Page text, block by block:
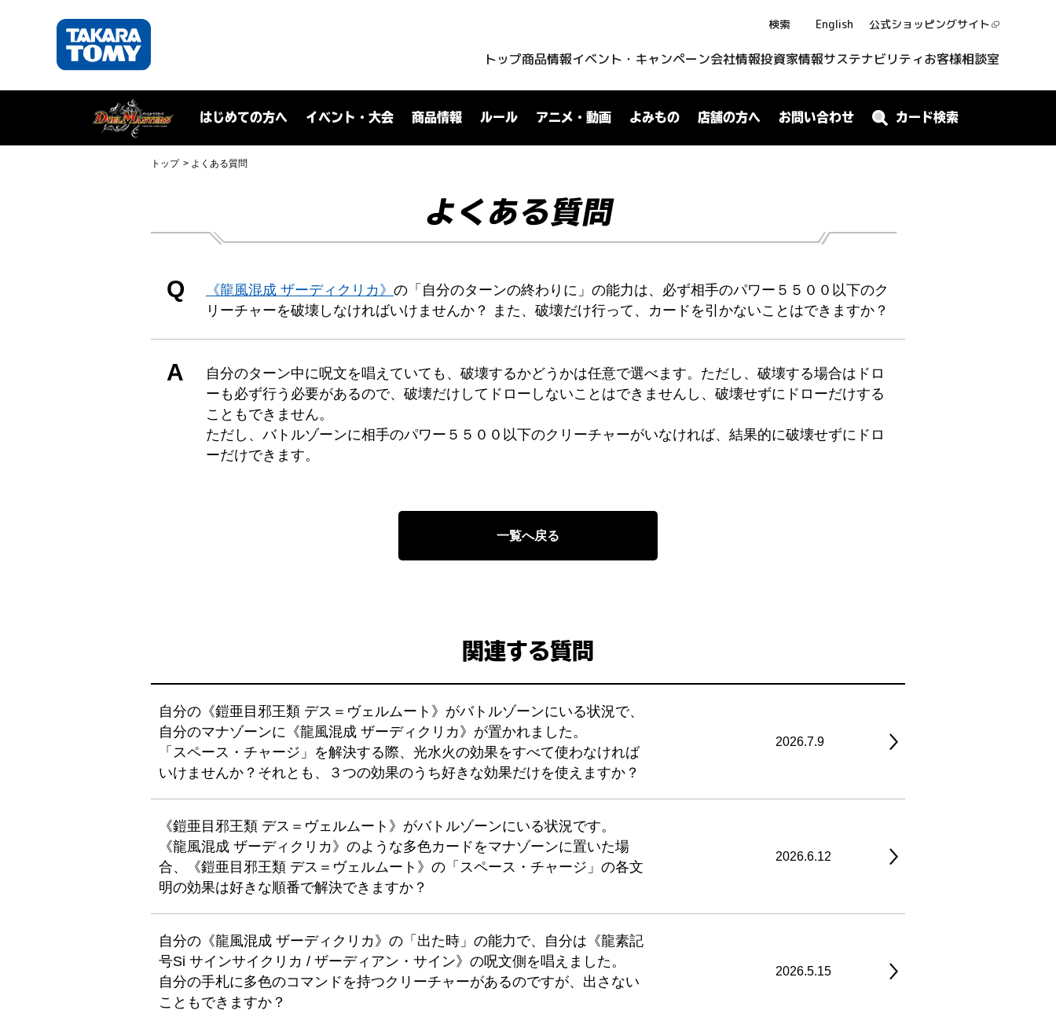
検索 English 公式ショッピングサイト
トップ商品情報イベント・キャンペーン会社情報投資家情報サステナビリティお客様相談室
はじめての方へ イベント・大会 商品情報 ルール アニメ・動画 よみもの 店舗の方へ お問い合わせ カード検索
トップ よくある質問
よくある質問
Q 《龍風混成 ザーディクリカ》 の「自分のターンの終わりに」の能力は、必ず相手のパワー５５００以下のク
リーチャーを破壊しなければいけませんか？ また、破壊だけ行って、カードを引かないことはできますか？
A
自分のターン中に呪文を唱えていても、破壊するかどうかは任意で選べます。ただし、破壊する場合はドロ
ーも必ず行う必要があるので、破壊だけしてドローしないことはできませんし、破壊せずにドローだけする
こともできません。
ただし、バトルゾーンに相手のパワー５５００以下のクリーチャーがいなければ、結果的に破壊せずにドロ
ーだけできます。
一覧へ戻る
関連する質問
自分の《鎧亜目邪王類 デス＝ヴェルムート》がバトルゾーンにいる状況で、
自分のマナゾーンに《龍風混成 ザーディクリカ》が置かれました。
「スペース・チャージ」を解決する際、光水火の効果をすべて使わなければ
いけませんか？それとも、３つの効果のうち好きな効果だけを使えますか？
2026.7.9
《鎧亜目邪王類 デス＝ヴェルムート》がバトルゾーンにいる状況です。
《龍風混成 ザーディクリカ》のような多色カードをマナゾーンに置いた場
合、《鎧亜目邪王類 デス＝ヴェルムート》の「スペース・チャージ」の各文
明の効果は好きな順番で解決できますか？
2026.6.12
自分の《龍風混成 ザーディクリカ》の「出た時」の能力で、自分は《龍素記
号Si サインサイクリカ / ザーディアン・サイン》の呪文側を唱えました。
自分の手札に多色のコマンドを持つクリーチャーがあるのですが、出さない
こともできますか？
2026.5.15